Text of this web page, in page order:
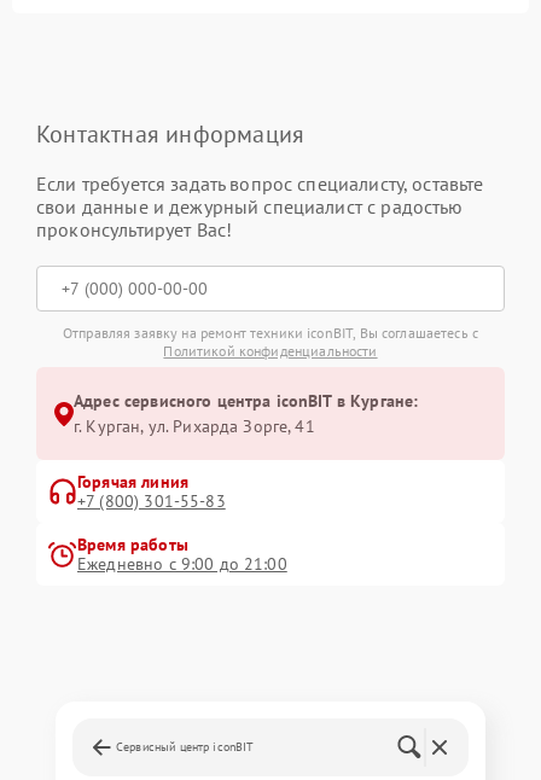
Контактная информация
Если требуется задать вопрос специалисту, оставьте
свои данные и дежурный специалист с радостью
проконсультирует Вас!
Отправляя заявку на ремонт техники iconBIT, Вы соглашаетесь с
Политикой конфиденциальности
Адрес сервисного центра iconBIT в Кургане:
г. Курган, ул. Рихарда Зорге, 41
Горячая линия
+7 (800) 301-55-83
Время работы
Ежедневно с 9:00 до 21:00
Сервисный центр iconBIT